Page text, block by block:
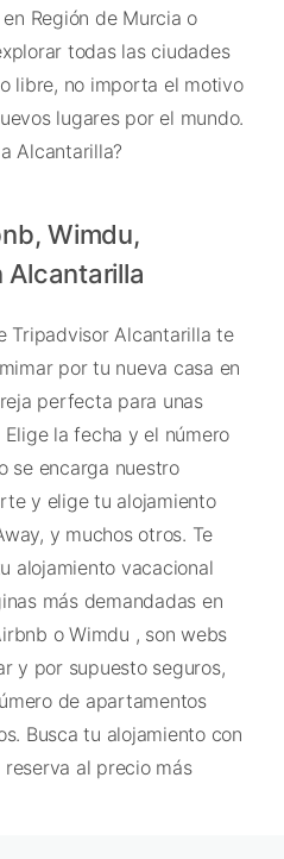
Región de Murcia o
todas las ciudades
libre, no importa el motivo
lugares por el mundo.
Alcantarilla?
Wimdu,
Alcantarilla
Tripadvisor Alcantarilla te
por tu nueva casa en
perfecta para unas
la fecha y el número
se encarga nuestro
y elige tu alojamiento
y muchos otros. Te
alojamiento vacacional
más demandadas en
o Wimdu , son webs
y por supuesto seguros,
de apartamentos
Busca tu alojamiento con
al precio más